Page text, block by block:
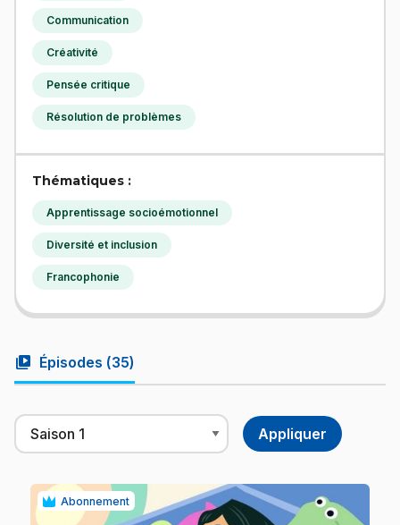
Communication
Créativité
Pensée critique
Résolution de problèmes
Thématiques :
Apprentissage socioémotionnel
Diversité et inclusion
Francophonie
video_library Épisodes (35)
Abonnement